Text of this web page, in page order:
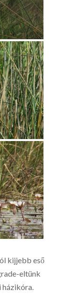
kijjebb eső
eltünk
házikóra.